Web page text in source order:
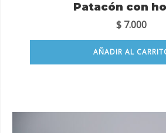
Patacón con
$ 7.000
AÑADIR AL